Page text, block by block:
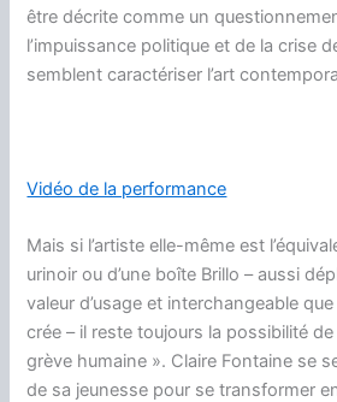
être décrite comme un
l’impuissance politique et de la crise
semblent caractériser l’art
Vidéo de la performance
Mais si l’artiste elle-même est
urinoir ou d’une boîte Brillo – aussi
valeur d’usage et interchangeable
crée – il reste toujours la possibilité de
grève humaine ». Claire Fontaine se
de sa jeunesse pour se transformer